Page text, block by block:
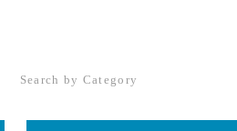
Search by Category